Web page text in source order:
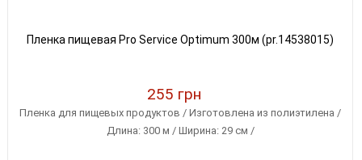
Пленка пищевая Pro Service Optimum 300м (pr.14538015)
255 грн
Пленка для пищевых продуктов / Изготовлена из полиэтилена /
Длина: 300 м / Ширина: 29 см /